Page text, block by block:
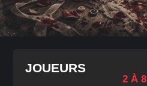
JOUEURS
2 À 8